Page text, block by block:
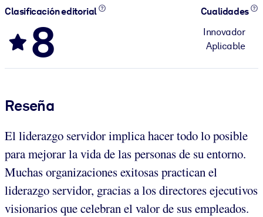
Clasificación editorial
8
Cualidades
Innovador
Aplicable
Reseña
El liderazgo servidor implica hacer todo lo posible
para mejorar la vida de las personas de su entorno.
Muchas organizaciones exitosas practican el
liderazgo servidor, gracias a los directores ejecutivos
visionarios que celebran el valor de sus empleados.